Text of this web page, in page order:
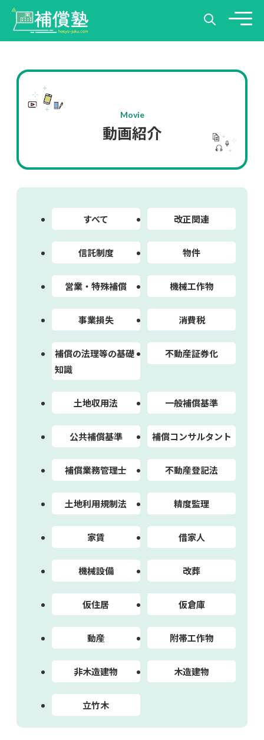
Movie
動画紹介
すべて 改正関連
信託制度 物件
営業・特殊補償 機械工作物
事業損失 消費税
補償の法理等の基礎
知識
不動産証券化
土地収用法 一般補償基準
公共補償基準 補償コンサルタント
補償業務管理士 不動産登記法
土地利用規制法 精度監理
家賃 借家人
機械設備 改葬
仮住居 仮倉庫
動産 附帯工作物
非木造建物 木造建物
立竹木